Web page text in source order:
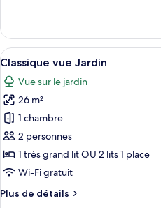
&
Montagnes
le
type
de
chambre
Classique
vue
Mer
&
Montagnes
Afficher
toutes
les
photos
pour
ce
type
de
chambre :
Classique
10
Classique vue Jardin
Vue sur le jardin
26 m²
1 chambre
2 personnes
1 très grand lit OU 2 lits 1 place
Wi-Fi gratuit
Plus de détails
Plus